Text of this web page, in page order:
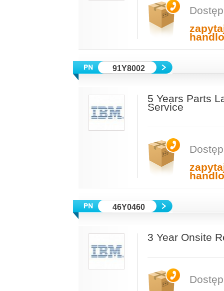
91Y8002
5 Years Parts
Service
46Y0460
3 Year Onsite